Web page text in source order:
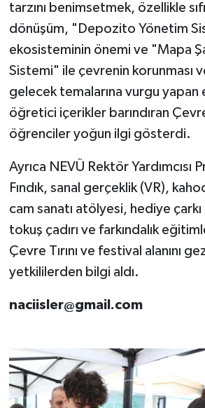
tarzını benimsetmek, özellikle
dönüşüm, "Depozito Yönetim
ekosisteminin önemi ve "Mapa
Sistemi" ile çevrenin korunması
gelecek temalarına vurgu yapan
öğretici içerikler barındıran Çevre
öğrenciler yoğun ilgi gösterdi.
Ayrıca NEVÜ Rektör Yardımcısı
Fındık, sanal gerçeklik (VR),
cam sanatı atölyesi, hediye çarkı
tokuş çadırı ve farkındalık
Çevre Tırını ve festival alanını
yetkililerden bilgi aldı.
naciisler@gmail.com